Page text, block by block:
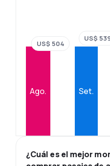
Ago.
US$ 504
Set.
US$
¿Cuál es el mejor